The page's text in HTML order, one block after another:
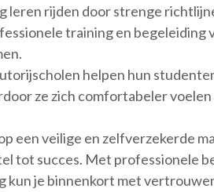
leren rijden door strenge
training en begeleiding
helpen hun
ze zich comfortabeler voelen
een veilige en zelfverzekerde
tot succes. Met professionele
je binnenkort met